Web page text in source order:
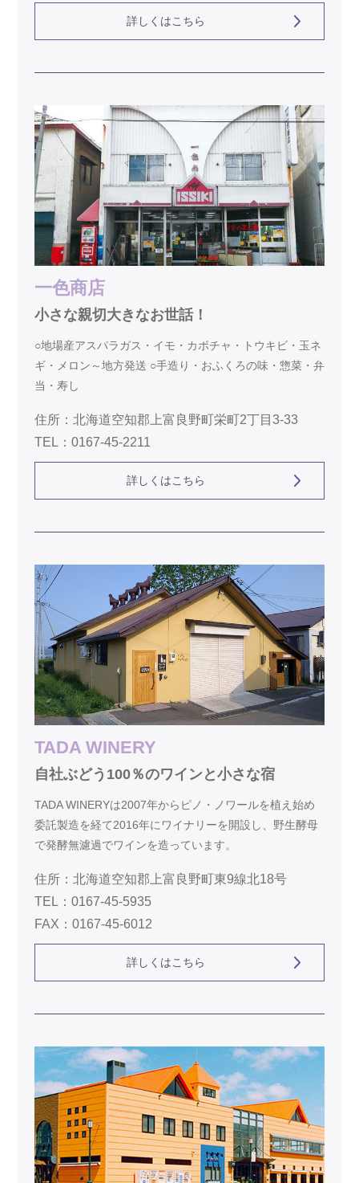
詳しくはこちら
一色商店
小さな親切大きなお世話！
○地場産アスパラガス・イモ・カボチャ・トウキビ・玉ネ
ギ・メロン～地方発送 ○手造り・おふくろの味・惣菜・弁
当・寿し
住所：北海道空知郡上富良野町栄町2丁目3-33
TEL：0167-45-2211
詳しくはこちら
TADA WINERY
自社ぶどう100％のワインと小さな宿
TADA WINERYは2007年からピノ・ノワールを植え始め
委託製造を経て2016年にワイナリーを開設し、野生酵母
で発酵無濾過でワインを造っています。
住所：北海道空知郡上富良野町東9線北18号
TEL：0167-45-5935
FAX：0167-45-6012
詳しくはこちら